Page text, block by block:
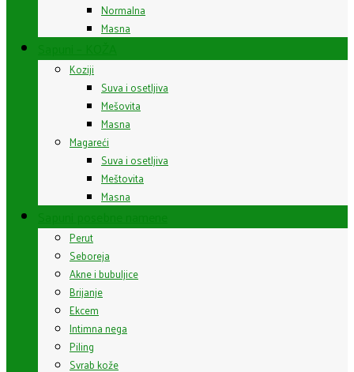
Normalna
Masna
Koziji
Suva i osetljiva
Mešovita
Masna
Magareći
Suva i osetljiva
Meštovita
Masna
Perut
Seboreja
Akne i bubuljice
Brijanje
Ekcem
Intimna nega
Piling
Svrab kože